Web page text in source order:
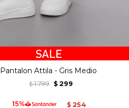
Pantalon Attila - Gris Medio
$ 1.799 $ 299
$ 254